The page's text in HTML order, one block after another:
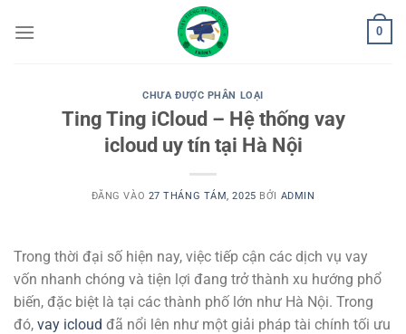
qua
0
CHƯA ĐƯỢC PHÂN LOẠI
Ting Ting iCloud – Hệ thống vay
icloud uy tín tại Hà Nội
ĐĂNG VÀO 27 THÁNG TÁM, 2025 BỞI ADMIN
Trong thời đại số hiện nay, việc tiếp cận các dịch vụ vay
vốn nhanh chóng và tiện lợi đang trở thành xu hướng phổ
biến, đặc biệt là tại các thành phố lớn như Hà Nội. Trong
đó, vay icloud đã nổi lên như một giải pháp tài chính tối ưu